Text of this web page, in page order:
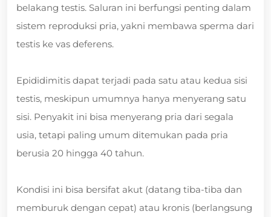
belakang testis. Saluran ini berfungsi penting dalam
sistem reproduksi pria, yakni membawa sperma dari
testis ke vas deferens.
Epididimitis dapat terjadi pada satu atau kedua sisi
testis, meskipun umumnya hanya menyerang satu
sisi. Penyakit ini bisa menyerang pria dari segala
usia, tetapi paling umum ditemukan pada pria
berusia 20 hingga 40 tahun.
Kondisi ini bisa bersifat akut (datang tiba-tiba dan
memburuk dengan cepat) atau kronis (berlangsung